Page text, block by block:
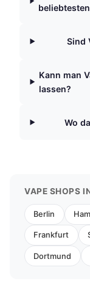
Sind
Kann man
lassen?
Wo
VAPE SHOPS
Berlin
Frankfurt
Dortmund